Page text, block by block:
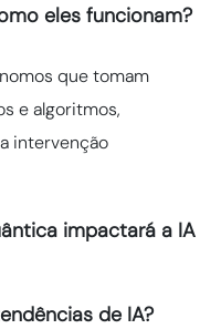
eles funcionam?
que tomam
e algoritmos,
intervenção
impactará a IA
de IA?